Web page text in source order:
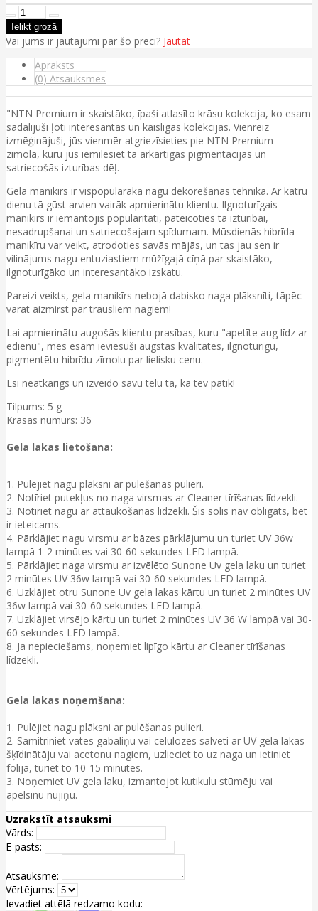
Vai jums ir jautājumi par šo preci? Jautāt
Apraksts
(0) Atsauksmes
"NTN Premium ir skaistāko, īpaši atlasīto krāsu kolekcija, ko esam
sadalījuši ļoti interesantās un kaislīgās kolekcijās. Vienreiz
izmēģinājuši, jūs vienmēr atgriezīsieties pie NTN Premium -
zīmola, kuru jūs iemīlēsiet tā ārkārtīgās pigmentācijas un
satriecošās izturības dēļ.
Gela manikīrs ir vispopulārākā nagu dekorēšanas tehnika. Ar katru
dienu tā gūst arvien vairāk apmierinātu klientu. Ilgnoturīgais
manikīrs ir iemantojis popularitāti, pateicoties tā izturībai,
nesadrupšanai un satriecošajam spīdumam. Mūsdienās hibrīda
manikīru var veikt, atrodoties savās mājās, un tas jau sen ir
vilinājums nagu entuziastiem mūžīgajā cīņā par skaistāko,
ilgnoturīgāko un interesantāko izskatu.
Pareizi veikts, gela manikīrs nebojā dabisko naga plāksnīti, tāpēc
varat aizmirst par trausliem nagiem!
Lai apmierinātu augošās klientu prasības, kuru "apetīte aug līdz ar
ēdienu", mēs esam ieviesuši augstas kvalitātes, ilgnoturīgu,
pigmentētu hibrīdu zīmolu par lielisku cenu.
Esi neatkarīgs un izveido savu tēlu tā, kā tev patīk!
Tilpums: 5 g
Krāsas numurs: 36
Gela lakas lietošana:
1. Pulējiet nagu plāksni ar pulēšanas pulieri.
2. Notīriet putekļus no naga virsmas ar Cleaner tīrīšanas līdzekli.
3. Notīriet nagu ar attaukošanas līdzekli. Šis solis nav obligāts, bet
ir ieteicams.
4. Pārklājiet nagu virsmu ar bāzes pārklājumu un turiet UV 36w
lampā 1-2 minūtes vai 30-60 sekundes LED lampā.
5. Pārklājiet naga virsmu ar izvēlēto Sunone Uv gela laku un turiet
2 minūtes UV 36w lampā vai 30-60 sekundes LED lampā.
6. Uzklājiet otru Sunone Uv gela lakas kārtu un turiet 2 minūtes UV
36w lampā vai 30-60 sekundes LED lampā.
7. Uzklājiet virsējo kārtu un turiet 2 minūtes UV 36 W lampā vai 30-
60 sekundes LED lampā.
8. Ja nepieciešams, noņemiet lipīgo kārtu ar Cleaner tīrīšanas
līdzekli.
Gela lakas noņemšana:
1. Pulējiet nagu plāksni ar pulēšanas pulieri.
2. Samitriniet vates gabaliņu vai celulozes salveti ar UV gela lakas
šķīdinātāju vai acetonu nagiem, uzlieciet to uz naga un ietiniet
folijā, turiet to 10-15 minūtes.
3. Noņemiet UV gela laku, izmantojot kutikulu stūmēju vai
apelsīnu nūjiņu.
Uzrakstīt atsauksmi
Vārds:
E-pasts:
Atsauksme:
Vērtējums:
Ievadiet attēlā redzamo kodu: